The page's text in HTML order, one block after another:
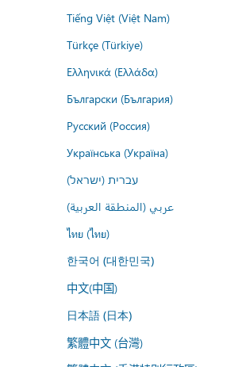
Tiếng Việt (Việt Nam)
Türkçe (Türkiye)
Ελληνικά (Ελλάδα)
Български (България)
Русский (Россия)
Українська (Україна)
עברית (ישראל)
عربي (المنطقة العربية)
ไทย (ไทย)
한국어 (대한민국)
中文(中国)
日本語 (日本)
繁體中文 (台灣)